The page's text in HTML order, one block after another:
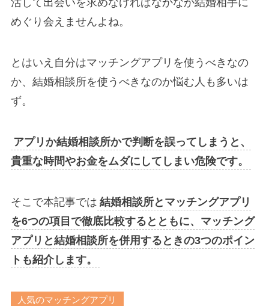
活して出会いを求めなければなかなか結婚相手に
めぐり会えませんよね。
とはいえ自分はマッチングアプリを使うべきなの
か、結婚相談所を使うべきなのか悩む人も多いは
ず。
アプリか結婚相談所かで判断を誤ってしまうと、
貴重な時間やお金をムダにしてしまい危険です。
そこで本記事では 結婚相談所とマッチングアプリ
を6つの項目で徹底比較するとともに、マッチング
アプリと結婚相談所を併用するときの3つのポイン
トも紹介します。
人気のマッチングアプリ